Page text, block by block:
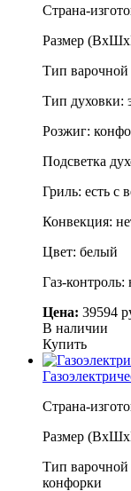
Страна-
Размер
Тип варочной
Тип духовки:
Розжиг:
Подсветка
Гриль: есть с
Конвекция:
Цвет: белый
Газ-контроль:
Цена: 39594
В наличии
Купить
Страна-
Размер
Тип варочной
конфорки